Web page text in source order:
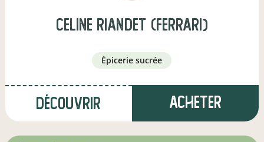
celine riandet (Ferrari)
épicerie sucrée
Découvrir Acheter